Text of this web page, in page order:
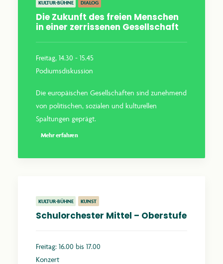
KULTUR-BÜHNE DIALOG
Die Zukunft des freien Menschen
in einer zerrissenen Gesellschaft
Freitag, 14.30 - 15.45
Podiumsdiskussion
Die europäischen Gesellschaften sind zunehmend
von politischen, sozialen und kulturellen
Spaltungen geprägt.
Mehr erfahren
KULTUR-BÜHNE KUNST
Schulorchester Mittel – Oberstufe
Freitag: 16.00 bis 17.00
Konzert